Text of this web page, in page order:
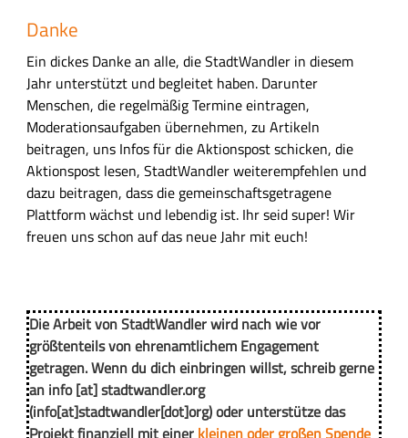
Danke
Ein dickes Danke an alle, die StadtWandler in diesem
Jahr unterstützt und begleitet haben. Darunter
Menschen, die regelmäßig Termine eintragen,
Moderationsaufgaben übernehmen, zu Artikeln
beitragen, uns Infos für die Aktionspost schicken, die
Aktionspost lesen, StadtWandler weiterempfehlen und
dazu beitragen, dass die gemeinschaftsgetragene
Plattform wächst und lebendig ist. Ihr seid super! Wir
freuen uns schon auf das neue Jahr mit euch!
Die Arbeit von StadtWandler wird nach wie vor
größtenteils von ehrenamtlichem Engagement
getragen. Wenn du dich einbringen willst, schreib gerne
an info[at]stadtwandler.org
(info[at]stadtwandler[dot]org)oder unterstütze das